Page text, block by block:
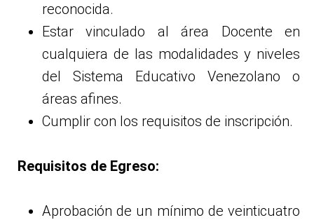
reconocida.
Estar vinculado al área Docente en
cualquiera de las modalidades y niveles
del Sistema Educativo Venezolano o
áreas afines.
Cumplir con los requisitos de inscripción.
Requisitos de Egreso:
Aprobación de un mínimo de veinticuatro